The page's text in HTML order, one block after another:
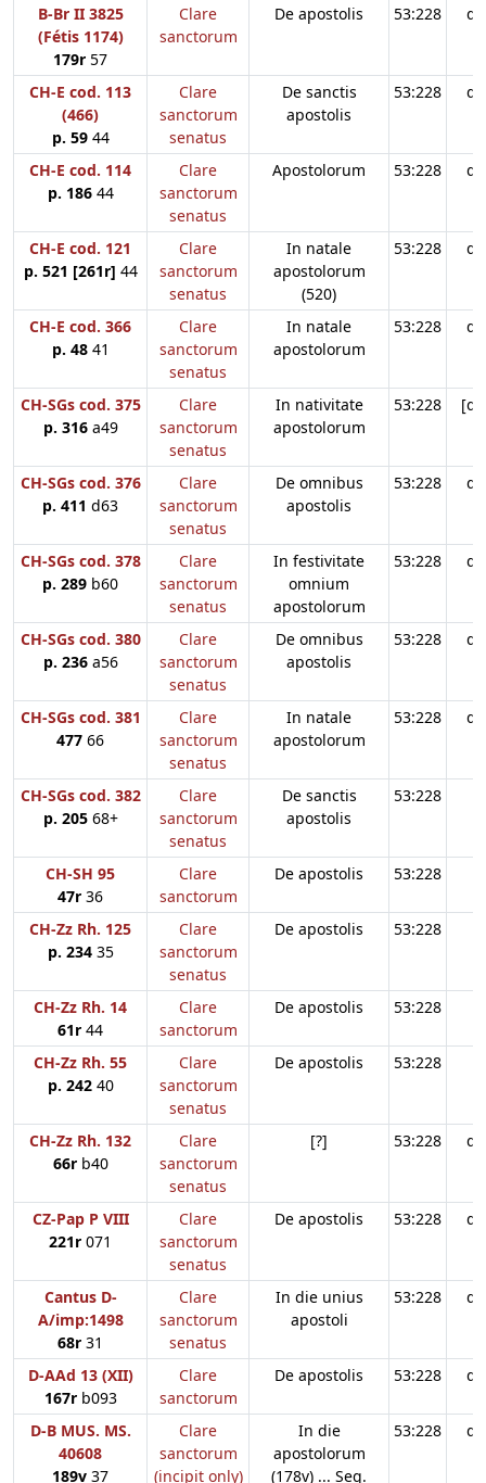
B-Br II 3825
(Fétis 1174)
179r 57
Clare
sanctorum
De apostolis 53:228
CH-E cod. 113
(466)
p. 5944
Clare
sanctorum
senatus
De sanctis
apostolis
53:228
CH-E cod. 114
p. 18644
Clare
sanctorum
senatus
Apostolorum 53:228
CH-E cod. 121
p. 521 [261r] 44
Clare
sanctorum
senatus
In natale
apostolorum
(520)
53:228
CH-E cod. 366
p. 4841
Clare
sanctorum
senatus
In natale
apostolorum
53:228
CH-SGs cod. 375
p. 316a49
Clare
sanctorum
senatus
In nativitate
apostolorum
53:228
CH-SGs cod. 376
p. 411 d63
Clare
sanctorum
senatus
De omnibus
apostolis
53:228
CH-SGs cod. 378
p. 289 b60
Clare
sanctorum
senatus
In festivitate
omnium
apostolorum
53:228
CH-SGs cod. 380
p. 236a56
Clare
sanctorum
senatus
De omnibus
apostolis
53:228
CH-SGs cod. 381
477 66
Clare
sanctorum
senatus
In natale
apostolorum
53:228
CH-SGs cod. 382
p. 20568+
Clare
sanctorum
senatus
De sanctis
apostolis
53:228
CH-SH 95
47r 36
Clare
sanctorum
De apostolis 53:228
CH-Zz Rh. 125
p. 23435
Clare
sanctorum
senatus
De apostolis 53:228
CH-Zz Rh. 14
61r 44
Clare
sanctorum
De apostolis 53:228
CH-Zz Rh. 55
p. 24240
Clare
sanctorum
senatus
De apostolis 53:228
CH-Zz Rh. 132
66rb40
Clare
sanctorum
senatus
[?] 53:228
CZ-Pap P VIII
221r 071
Clare
sanctorum
senatus
De apostolis 53:228
Cantus D-
A/imp:1498
68r 31
Clare
sanctorum
senatus
In die unius
apostoli
53:228
D-AAd 13 (XII)
167rb093
Clare
sanctorum
De apostolis 53:228
D-B MUS. MS.
40608
189v 37
Clare
sanctorum
(incipit only)
In die
apostolorum
(178v) ... Seq.
53:228